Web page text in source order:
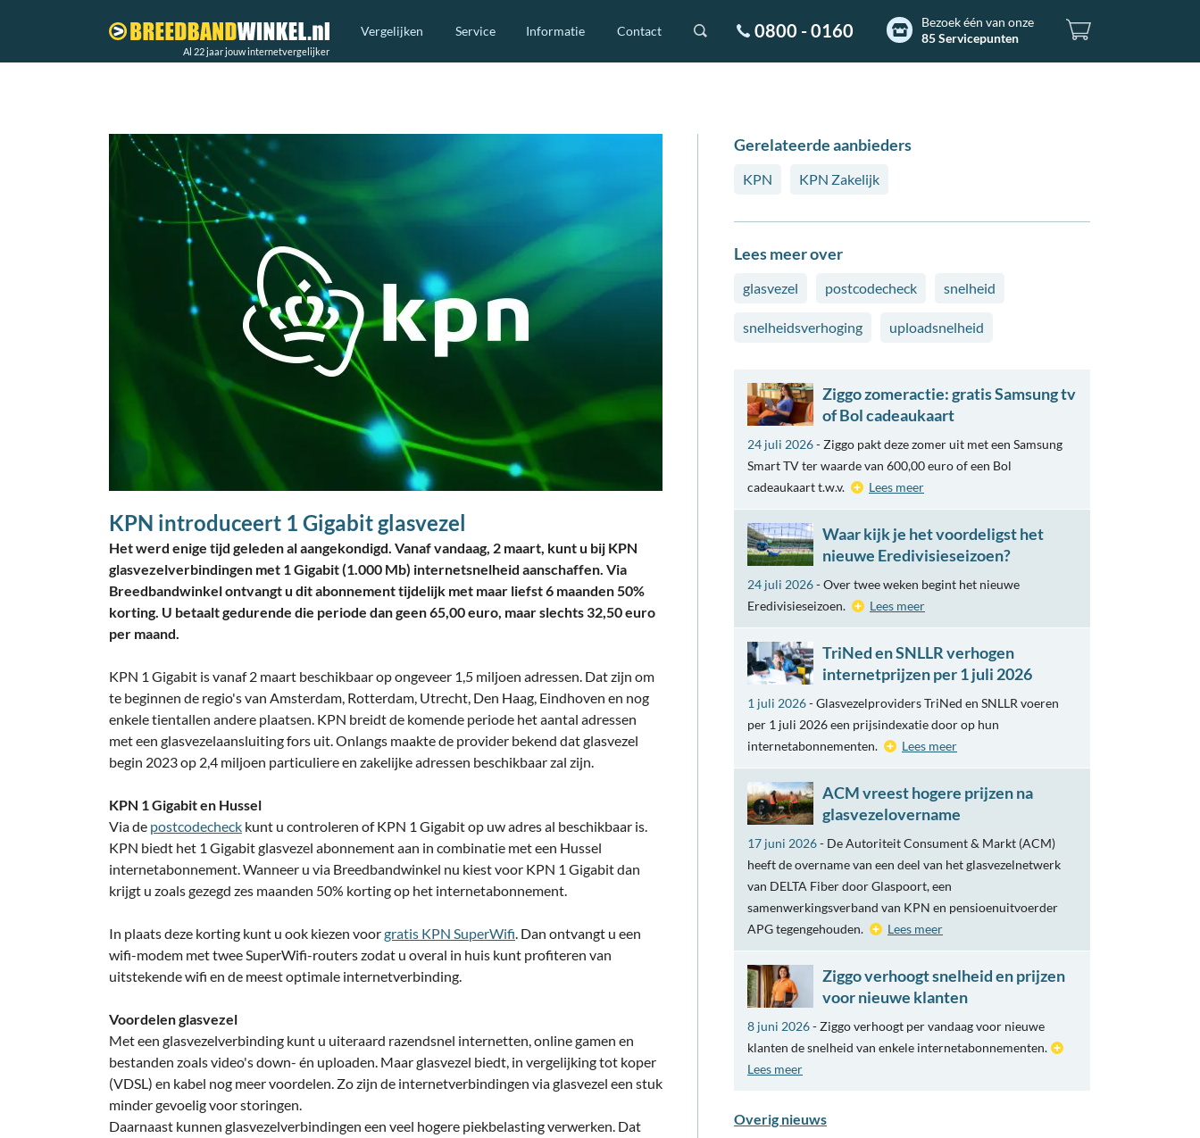
Al 22 jaar jouw internetvergelijker
Vergelijken Service Informatie Contact 0800 - 0160
Bezoek één van onze
85 Servicepunten
KPN introduceert 1 Gigabit glasvezel
Het werd enige tijd geleden al aangekondigd. Vanaf vandaag, 2 maart, kunt u bij KPN
glasvezelverbindingen met 1 Gigabit (1.000 Mb) internetsnelheid aanschaffen. Via
Breedbandwinkel ontvangt u dit abonnement tijdelijk met maar liefst 6 maanden 50%
korting. U betaalt gedurende die periode dan geen 65,00 euro, maar slechts 32,50 euro
per maand.
KPN 1 Gigabit is vanaf 2 maart beschikbaar op ongeveer 1,5 miljoen adressen. Dat zijn om
te beginnen de regio's van Amsterdam, Rotterdam, Utrecht, Den Haag, Eindhoven en nog
enkele tientallen andere plaatsen. KPN breidt de komende periode het aantal adressen
met een glasvezelaansluiting fors uit. Onlangs maakte de provider bekend dat glasvezel
begin 2023 op 2,4 miljoen particuliere en zakelijke adressen beschikbaar zal zijn.
KPN 1 Gigabit en Hussel
Via de postcodecheck kunt u controleren of KPN 1 Gigabit op uw adres al beschikbaar is.
KPN biedt het 1 Gigabit glasvezel abonnement aan in combinatie met een Hussel
internetabonnement. Wanneer u via Breedbandwinkel nu kiest voor KPN 1 Gigabit dan
krijgt u zoals gezegd zes maanden 50% korting op het internetabonnement.
In plaats deze korting kunt u ook kiezen voorgratis KPN SuperWifi. Dan ontvangt u een
wifi-modem met twee SuperWifi-routers zodat u overal in huis kunt profiteren van
uitstekende wifi en de meest optimale internetverbinding.
Voordelen glasvezel
Met een glasvezelverbinding kunt u uiteraard razendsnel internetten, online gamen en
bestanden zoals video's down- én uploaden. Maar glasvezel biedt, in vergelijking tot koper
(VDSL) en kabel nog meer voordelen. Zo zijn de internetverbindingen via glasvezel een stuk
minder gevoelig voor storingen.
Daarnaast kunnen glasvezelverbindingen een veel hogere piekbelasting verwerken. Dat
Gerelateerde aanbieders
KPN KPN Zakelijk
Lees meer over
glasvezel postcodecheck snelheid
snelheidsverhoging uploadsnelheid
Ziggo zomeractie: gratis Samsung tv
of Bol cadeaukaart
24 juli 2026- Ziggo pakt deze zomer uit met een Samsung
Smart TV ter waarde van 600,00 euro of een Bol
cadeaukaart t.w.v.
Lees meer
Waar kijk je het voordeligst het
nieuwe Eredivisieseizoen?
24 juli 2026- Over twee weken begint het nieuwe
Eredivisieseizoen.
Lees meer
TriNed en SNLLR verhogen
internetprijzen per 1 juli 2026
1 juli 2026- Glasvezelproviders TriNed en SNLLR voeren
per 1 juli 2026 een prijsindexatie door op hun
internetabonnementen.
Lees meer
ACM vreest hogere prijzen na
glasvezelovername
17 juni 2026- De Autoriteit Consument & Markt (ACM)
heeft de overname van een deel van het glasvezelnetwerk
van DELTA Fiber door Glaspoort, een
samenwerkingsverband van KPN en pensioenuitvoerder
APG tegengehouden.
Lees meer
Ziggo verhoogt snelheid en prijzen
voor nieuwe klanten
8 juni 2026- Ziggo verhoogt per vandaag voor nieuwe
klanten de snelheid van enkele internetabonnementen.
Lees meer
Overig nieuws